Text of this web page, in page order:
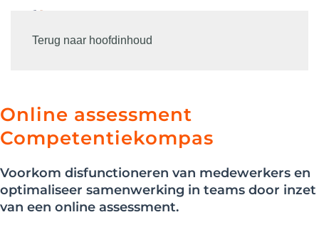
Terug naar hoofdinhoud
Online assessment
Competentiekompas
Voorkom disfunctioneren van medewerkers en
optimaliseer samenwerking in teams door inzet
van een online assessment.